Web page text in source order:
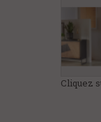
Cliquez